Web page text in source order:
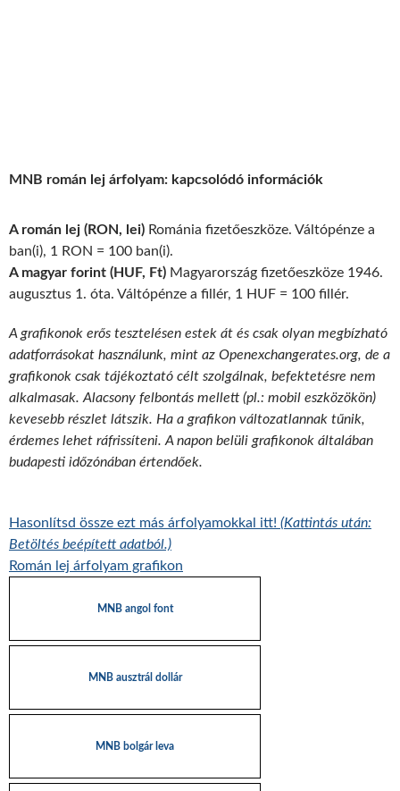
MNB román lej árfolyam: kapcsolódó információk
A román lej (RON, lei) Románia fizetőeszköze. Váltópénze a
ban(i), 1 RON = 100 ban(i).
A magyar forint (HUF, Ft) Magyarország fizetőeszköze 1946.
augusztus 1. óta. Váltópénze a fillér, 1 HUF = 100 fillér.
A grafikonok erős tesztelésen estek át és csak olyan megbízható
adatforrásokat használunk, mint az Openexchangerates.org, de a
grafikonok csak tájékoztató célt szolgálnak, befektetésre nem
alkalmasak. Alacsony felbontás mellett (pl.: mobil eszközökön)
kevesebb részlet látszik. Ha a grafikon változatlannak tűnik,
érdemes lehet ráfrissíteni. A napon belüli grafikonok általában
budapesti időzónában értendőek.
Hasonlítsd össze ezt más árfolyamokkal itt! (Kattintás után:
Betöltés beépített adatból.)
Román lej árfolyam grafikon
MNB angol font
MNB ausztrál dollár
MNB bolgár leva